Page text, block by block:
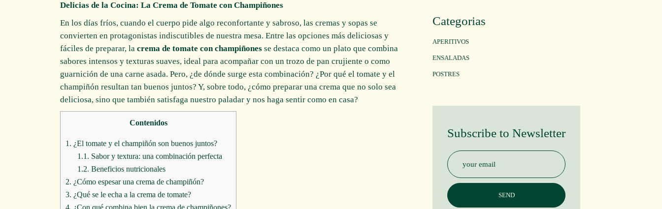
Delicias de la Cocina: La Crema de Tomate con Champiñones
En los días fríos, cuando el cuerpo pide algo reconfortante y sabroso, las cremas y sopas se
convierten en protagonistas indiscutibles de nuestra mesa. Entre las opciones más deliciosas y
fáciles de preparar, la crema de tomate con champiñones se destaca como un plato que combina
sabores intensos y texturas suaves, ideal para acompañar con un trozo de pan crujiente o como
guarnición de una carne asada. Pero, ¿de dónde surge esta combinación? ¿Por qué el tomate y el
champiñón resultan tan buenos juntos? Y, sobre todo, ¿cómo preparar una crema que no solo sea
deliciosa, sino que también satisfaga nuestro paladar y nos haga sentir como en casa?
Contenidos
1. ¿El tomate y el champiñón son buenos juntos?
1.1. Sabor y textura: una combinación perfecta
1.2. Beneficios nutricionales
2. ¿Cómo espesar una crema de champiñón?
3. ¿Qué se le echa a la crema de tomate?
Categorias
APERITIVOS
ENSALADAS
POSTRES
Subscribe to Newsletter